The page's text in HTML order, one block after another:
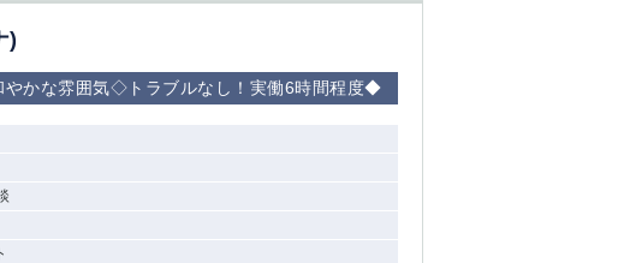
)
かな雰囲気◇トラブルなし！実働6時間程度◆